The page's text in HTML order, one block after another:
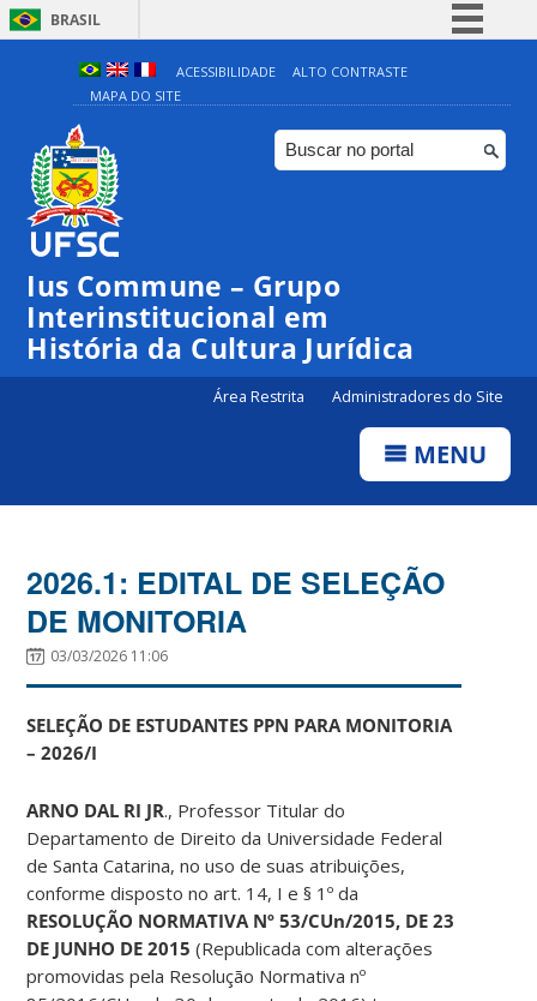
BRASIL
Simplifique!
Comunica BR
Participe
ACESSIBILIDADE
ALTO CONTRASTE
MAPA DO SITE
Ius Commune – Grupo
Interinstitucional em
História da Cultura Jurídica
Área Restrita Administradores do Site
MENU
2026.1: EDITAL DE SELEÇÃO
DE MONITORIA
03/03/2026 11:06
SELEÇÃO DE ESTUDANTES PPN PARA MONITORIA
– 2026/I
ARNO DAL RI JR., Professor Titular do
Departamento de Direito da Universidade Federal
de Santa Catarina, no uso de suas atribuições,
conforme disposto no art. 14, I e § 1º da
RESOLUÇÃO NORMATIVA Nº 53/CUn/2015, DE 23
DE JUNHO DE 2015 (Republicada com alterações
promovidas pela Resolução Normativa nº